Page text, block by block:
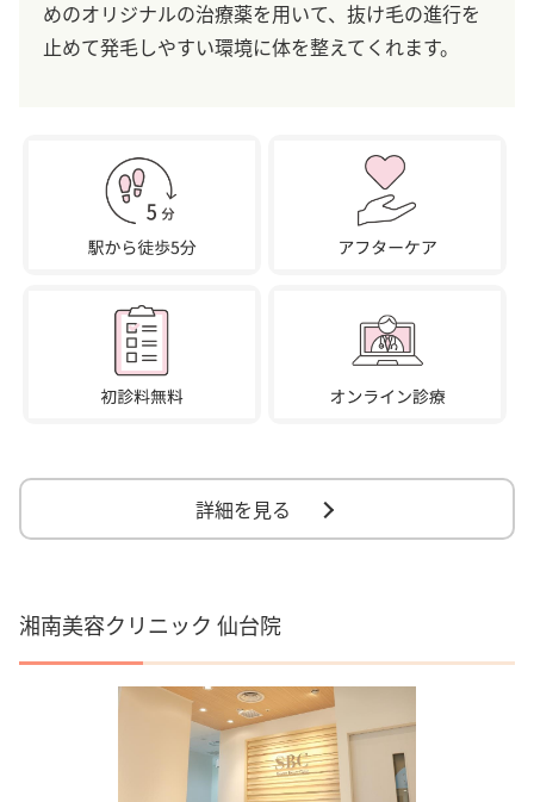
めのオリジナルの治療薬を用いて、抜け毛の進行を
止めて発毛しやすい環境に体を整えてくれます。
詳細を見る
湘南美容クリニック 仙台院